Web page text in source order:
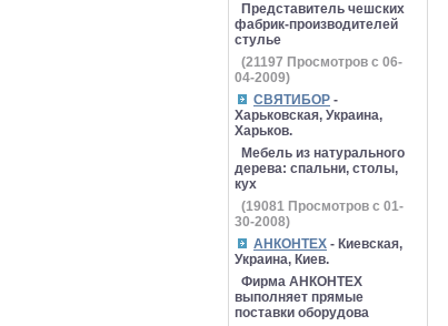
Представитель чешских
фабрик-производителей
стулье
(21197 Просмотров с 06-
04-2009)
СВЯТИБОР -
Харьковская, Украина,
Харьков.
Мебель из натурального
дерева: спальни, столы,
кух
(19081 Просмотров с 01-
30-2008)
АНКОНТЕХ - Киевская,
Украина, Киев.
Фирма АНКОНТЕХ
выполняет прямые
поставки оборудова